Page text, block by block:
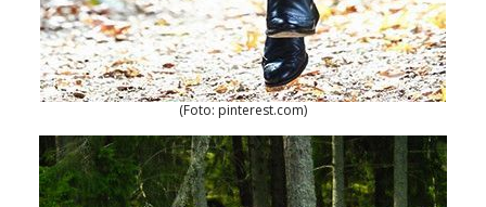
(Foto: pinterest.com)